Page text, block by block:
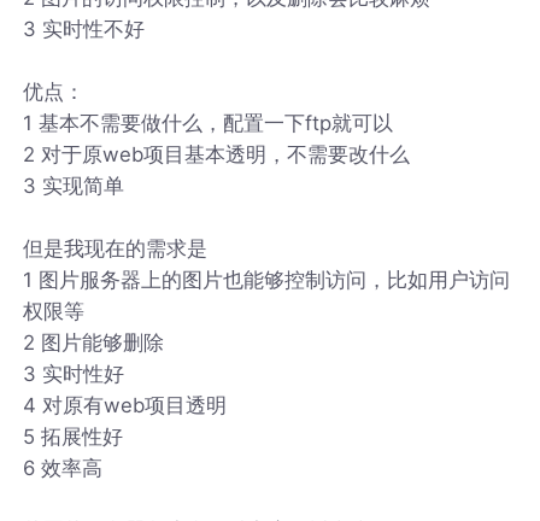
3 实时性不好
优点：
1 基本不需要做什么，配置一下ftp就可以
2 对于原web项目基本透明，不需要改什么
3 实现简单
但是我现在的需求是
1 图片服务器上的图片也能够控制访问，比如用户访问
权限等
2 图片能够删除
3 实时性好
4 对原有web项目透明
5 拓展性好
6 效率高